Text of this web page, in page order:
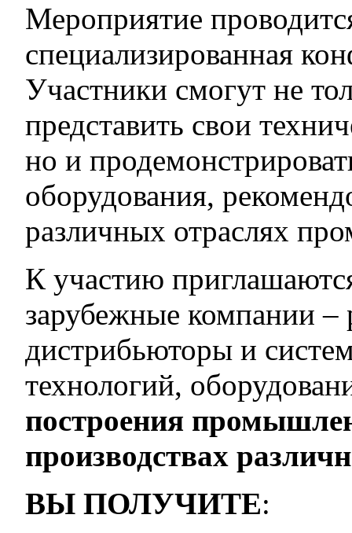
Мероприятие
специализированная
Участники смогут не
представить свои
но и
оборудования,
различных отраслях
К участию
зарубежные компании –
дистрибьюторы и
технологий,
построения
производствах
ВЫ ПОЛУЧИТЕ: